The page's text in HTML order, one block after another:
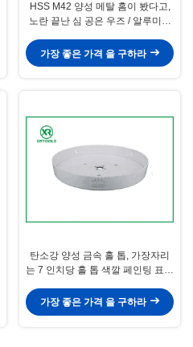
HSS M42 양성 메탈 홈이 봤다고,
노란 끝난 심 공은 우즈 / 알루미늄
가장 좋은 가격 을 구하라
탄소강 양성 금속 홀 톱, 가장자리
는 7 인치당 홀 톱 색깔 페인팅 표면
가장 좋은 가격 을 구하라